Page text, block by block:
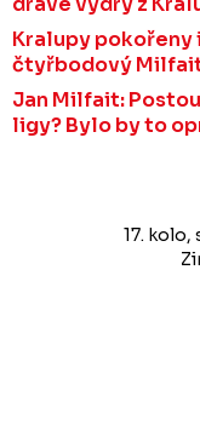
Kralupy pokořeny
čtyřbodový
Jan Milfait:
ligy? Bylo by to
17. kolo,